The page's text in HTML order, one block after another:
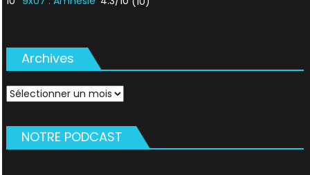
Archives
Archives
NOTRE PODCAST